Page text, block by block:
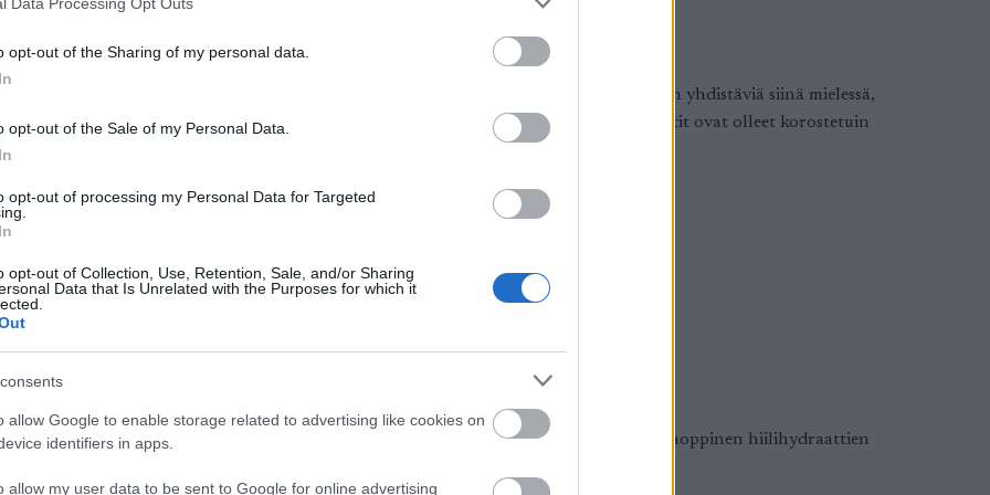
opt-out of the Sharing of my personal data.
opt-out of the Sale of my Personal Data.
opt-out of processing my Personal Data for Targeted
opt-out of Collection, Use, Retention, Sale, and/or Sharing
Data that Is Unrelated with the Purposes for which it
allow Google to enable storage related to advertising like cookies on
identifiers in apps.
allow my user data to be sent to Google for online advertising
ilmiö. Puhutaan karppauksesta, VHH:sta ja paleosta, kaikki erilaisia mutta toisiaan yhdistäviä siinä mielessä,
rasvoja suositaan. Kuinka onkaan kestävyysurheilussa, jossa perinteisesti hiilihydraatit ovat olleet korostetuin
on polku menestykseen
tulisi syödä ja miksi, miten kehittää rasva-aineenvaihduntaansa, millainen on oikeaoppinen hiilihydraattien
aineita kannattaa välttää ja mitkä ovat lisäravinteiden hyödyt ja sudenkuopat.